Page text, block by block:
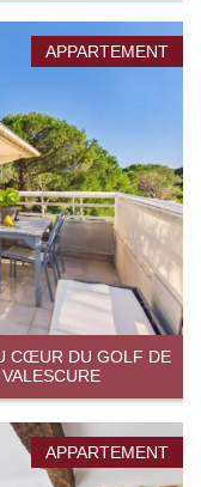
APPARTEMENT
CŒUR DU GOLF DE
APPARTEMENT